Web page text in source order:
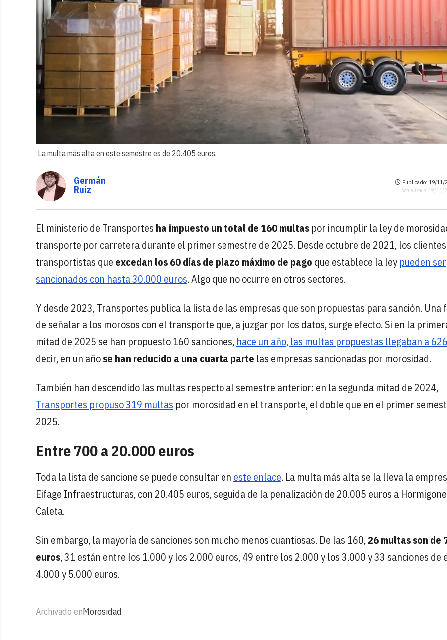
La multa más alta en este semestre es de 20.405 euros.
Germán
Ruiz
Publicado: 19/11/
Actualizado: 19/11/
El ministerio de Transportes ha impuesto un total de 160 multas por incumplir la ley de
transporte por carretera durante el primer semestre de 2025. Desde octubre de 2021, los
transportistas que excedan los 60 días de plazo máximo de pago que establece la ley pueden ser
sancionados con hasta 30.000 euros. Algo que no ocurre en otros sectores.
Y desde 2023, Transportes publica la lista de las empresas que son propuestas para sanción. Una
de señalar a los morosos con el transporte que, a juzgar por los datos, surge efecto. Si en la
mitad de 2025 se han propuesto 160 sanciones, hace un año, las multas propuestas llegaban a 626
decir, en un añose han reducido a una cuarta parte las empresas sancionadas por morosidad.
También han descendido las multas respecto al semestre anterior: en la segunda mitad de 2024,
Transportes propuso 319 multas por morosidad en el transporte, el doble que en el primer
2025.
Entre 700 a 20.000 euros
Toda la lista de sancione se puede consultar en este enlace. La multa más alta se la lleva la
Eifage Infraestructuras, con 20.405 euros, seguida de la penalización de 20.005 euros a
Caleta.
Sin embargo, la mayoría de sanciones son mucho menos cuantiosas. De las 160,26 multas son de
euros, 31 están entre los 1.000 y los 2.000 euros, 49 entre los 2.000 y los 3.000 y 33 sanciones de
4.000 y 5.000 euros.
Archivado enMorosidad